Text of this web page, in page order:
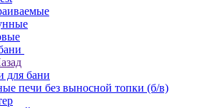
для бани
печи без выносной топки (б/в)